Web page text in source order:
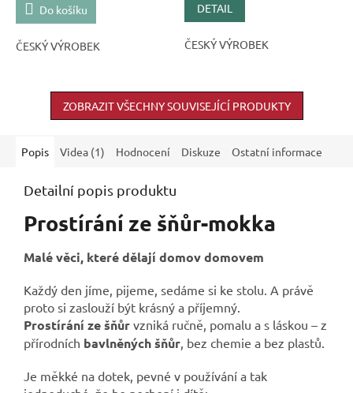
Do košíku
ČESKÝ VÝROBEK
DETAIL
ČESKÝ VÝROBEK
ZOBRAZIT VŠECHNY SOUVISEJÍCÍ PRODUKTY
Popis Videa (1) Hodnocení Diskuze Ostatní informace
Detailní popis produktu
Prostírání ze šňůr-mokka
Malé věci, které dělají domov domovem
Každý den jíme, pijeme, sedáme si ke stolu. A právě
proto si zaslouží být krásný a příjemný.
Prostírání ze šňůr vzniká ručně, pomalu a s láskou – z
přírodních bavlněných šňůr , bez chemie a bez plastů.
Je měkké na dotek, pevné v používání a tak